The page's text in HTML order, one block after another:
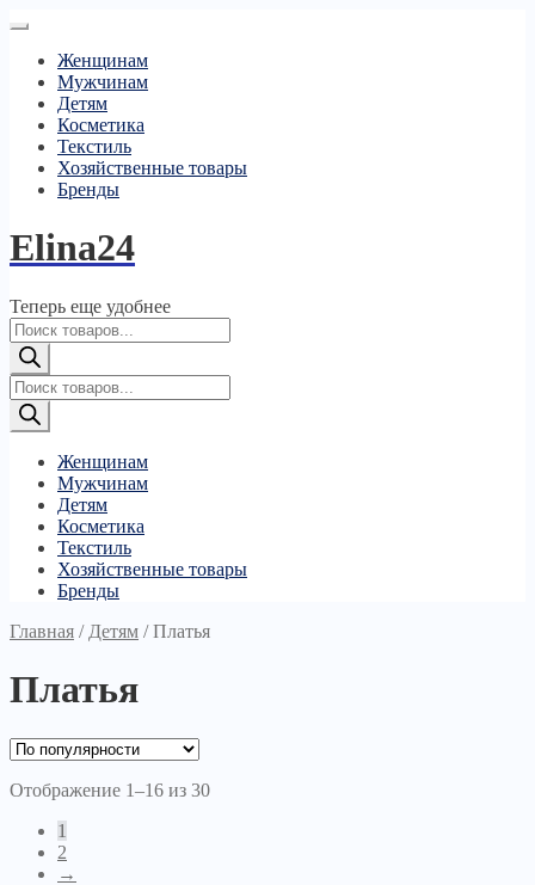
Женщинам
Мужчинам
Детям
Косметика
Текстиль
Хозяйственные товары
Бренды
Elina24
Теперь еще удобнее
Поиск
товаров
Поиск
товаров
Женщинам
Мужчинам
Детям
Косметика
Текстиль
Хозяйственные товары
Бренды
Главная / Детям /Платья
Платья
Отображение 1–16 из 30
1
2
→